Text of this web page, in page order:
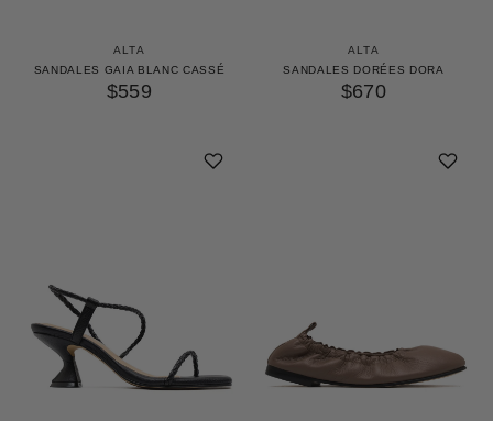
ALTA
SANDALES GAIA BLANC CASSÉ
$559
ALTA
SANDALES DORÉES DORA
$670